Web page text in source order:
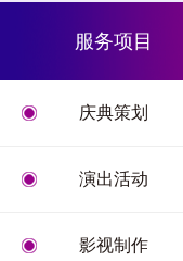
服务项目
庆典策划
演出活动
影视制作